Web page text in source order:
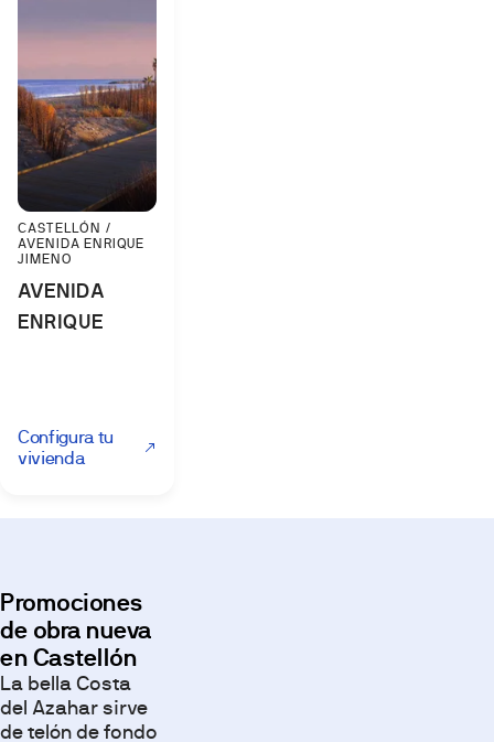
CASTELLÓN /
AVENIDA ENRIQUE
JIMENO
AVENIDA
ENRIQUE
Configura tu
vivienda
Promociones
de obra nueva
en Castellón
La bella Costa
del Azahar sirve
de telón de fondo